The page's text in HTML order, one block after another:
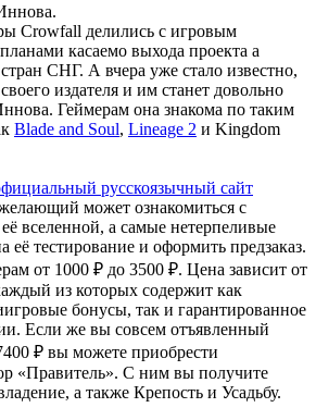
Crowfall делились с игровым
касаемо выхода проекта а
СНГ. А вчера уже стало известно,
издателя и им станет довольно
Геймерам она знакома по таким
Blade and Soul, Lineage 2 и Kingdom
русскоязычный сайт
может ознакомиться с
вселенной, а самые нетерпеливые
её тестирование и оформить предзаказ.
от 1000 ₽ до 3500 ₽. Цена зависит от
из которых содержит как
бонусы, так и гарантированное
Если же вы совсем отъявленный
₽ вы можете приобрести
«Правитель». С ним вы получите
а также Крепость и Усадьбу.